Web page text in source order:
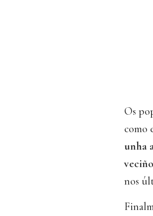
Os
como
unha
nos